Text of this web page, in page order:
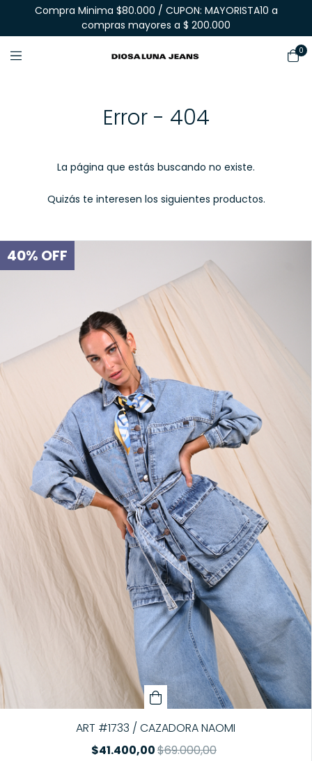
Compra Minima $80.000 / CUPON: MAYORISTA10 a
compras mayores a $ 200.000
0
Error - 404
La página que estás buscando no existe.
Quizás te interesen los siguientes productos.
40% OFF
ART #1733 / CAZADORA NAOMI
$41.400,00$69.000,00